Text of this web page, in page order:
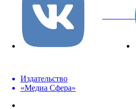
вКонтакте
Издательство
«Медиа Сфера»